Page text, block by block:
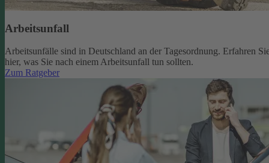
Arbeitsunfall
Arbeitsunfälle sind in Deutschland an der Tagesordnung. Erfahren
hier, was Sie nach einem Arbeitsunfall tun sollten.
Zum Ratgeber